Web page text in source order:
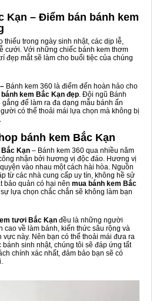
Kạn – Điểm bán bánh kem
thiếu trong ngày sinh nhật, các dịp lễ,
cưới. Với những chiếc bánh kem thơm
đẹp mắt sẽ làm cho buổi tiệc của chúng
– Bánh kem 360 là điểm đến hoàn hảo cho
kem Bắc Kạn đẹp. Đội ngũ Bánh
để làm ra đa dạng mẫu bánh ấn
có thể thoải mái lựa chọn mà không bị
bánh kem Bắc Kạn
Kạn – Bánh kem 360 qua nhiều năm
nhận bởi hương vị độc đáo. Hương vị
vào nhau một cách hài hòa. Nguồn
từ các nhà cung cấp uy tín, không hề sử
bảo quản có hại nên mua bánh kem Bắc
lựa chọn chắc chắn sẽ không làm bạn
tươi Bắc Kạn đều là những người
cao về làm bánh, kiến thức sâu rộng và
này. Nên bạn có thể thoải mái đưa ra
sinh nhật, chúng tôi sẽ đáp ứng tất
chính xác nhất, đảm bảo bạn sẽ có